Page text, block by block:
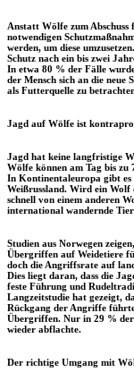
Anstatt Wölfe zum Abschuss
notwendigen
werden, um diese
Schutz nach ein bis zwei
In etwa 80 % der Fälle
der Mensch sich an die neue
als Futterquelle zu
Jagd auf Wölfe ist
Jagd hat keine langfristige
Wölfe können am Tag bis zu
In Kontinentaleuropa gibt es
Weißrussland. Wird ein Wolf
schnell von einem anderen
international wandernde
Studien aus Norwegen
Übergriffen auf Weidetiere
doch die Angriffsrate auf
Dies liegt daran, dass die
feste Führung und
Langzeitstudie hat gezeigt,
Rückgang der Angriffe
Übergriffen. Nur in 29 % der
wieder abflachte.
Der richtige Umgang mit